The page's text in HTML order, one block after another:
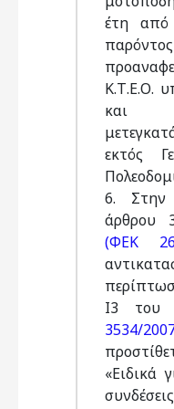
έτη από
Κ.Τ.Ε.Ο.
και
εκτός
6. Στην
άρθρου
(ΦΕΚ
Ι3 του
3534/
«Ειδικά